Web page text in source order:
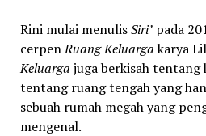
Rini mulai menulisSiri’pada
cerpenRuang Keluargakarya
Keluarga juga berkisah
tentang ruang tengah yang
sebuah rumah megah yang
mengenal.